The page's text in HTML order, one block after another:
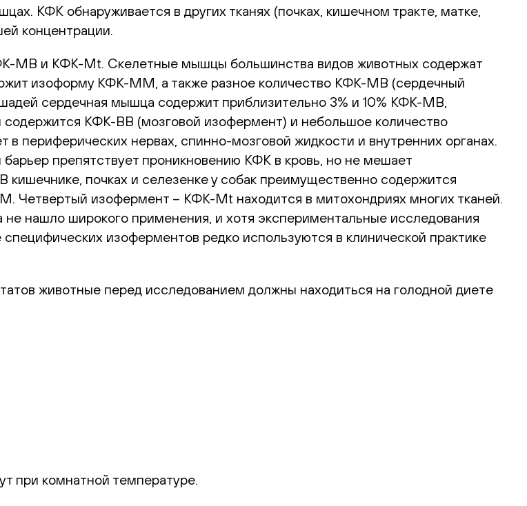
КФК обнаруживается в других тканях (почках, кишечном тракте, матке,
концентрации.
MB и КФК-Mt. Скелетные мышцы большинства видов животных содержат
изоформу КФК-ММ, а также разное количество КФК-MB (сердечный
сердечная мышца содержит приблизительно 3% и 10% КФК-МВ,
КФК-BB (мозговой изофермент) и небольшое количество
нервах, спинно-мозговой жидкости и внутренних органах.
препятствует проникновению КФК в кровь, но не мешает
почках и селезенке у собак преимущественно содержится
изофермент – КФК-Mt находится в митохондриях многих тканей.
нашло широкого применения, и хотя экспериментальные исследования
изоферментов редко используются в клинической практике
животные перед исследованием должны находиться на голодной диете
при комнатной температуре.